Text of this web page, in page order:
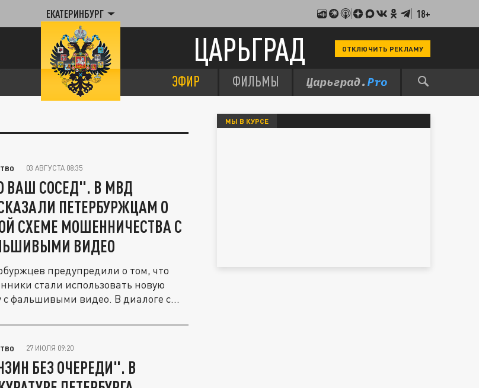
ЕКАТЕРИНБУРГ 18+
ЦАРЬГРАД ОТКЛЮЧИТЬ РЕКЛАМУ
ЭФИР ФИЛЬМЫ
03 АВГУСТА 08:35
ВАШ СОСЕД". В МВД
ПЕТЕРБУРЖЦАМ О
СХЕМЕ МОШЕННИЧЕСТВА С
ВИДЕО
предупредили о том, что
стали использовать новую
с фальшивыми видео. В диалоге с...
27 ИЮЛЯ 09:20
БЕЗ ОЧЕРЕДИ". В
МЫ В КУРСЕ